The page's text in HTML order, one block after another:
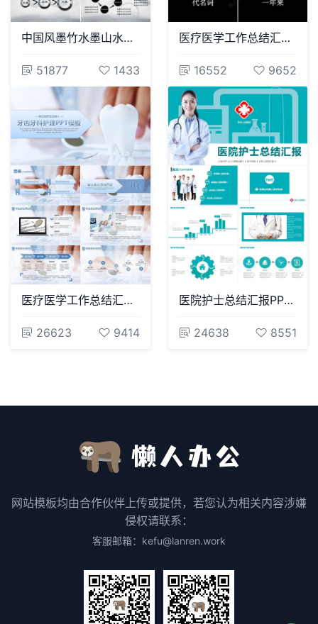
中国风墨竹水墨山水画通用PPT模板
51877 1433
医疗医学工作总结汇报通用PPT模板(7)
16552 9652
医疗医学工作总结汇报通用PPT模板(236)
26623 9414
医院护士总结汇报PPT模版
24638 8551
网站模板均由合作伙伴上传或提供，若您认为相关内容涉嫌
侵权请联系：
客服邮箱：kefu@lanren.work